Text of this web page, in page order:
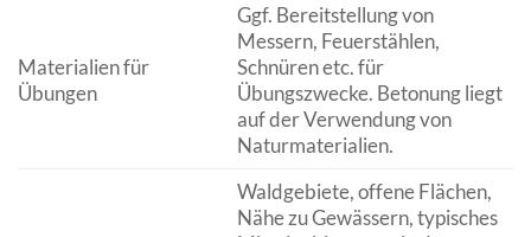
Materialien für
Übungen
Ggf. Bereitstellung von
Messern, Feuerstählen,
Schnüren etc. für
Übungszwecke. Betonung liegt
auf der Verwendung von
Naturmaterialien.
Waldgebiete, offene Flächen,
Nähe zu Gewässern, typisches